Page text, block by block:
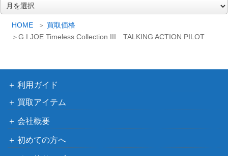
HOME
買取価格
G.I.JOE Timeless Collection III TALKING ACTION PILOT
ー
利用ガイド
買取アイテム
会社概要
初めての方へ